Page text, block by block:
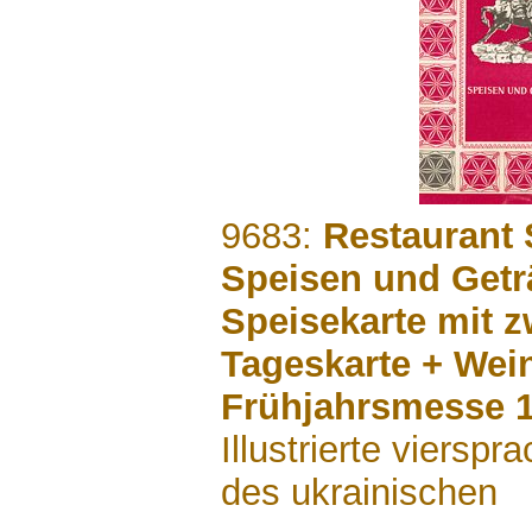
9683: Restaurant
Speisen und
Speisekarte mit
Tageskarte +
Frühjahrsmesse
Illustrierte
des ukrainischen